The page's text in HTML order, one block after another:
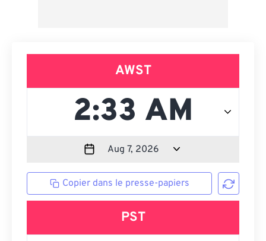
AWST
Copier dans le presse-papiers
PST